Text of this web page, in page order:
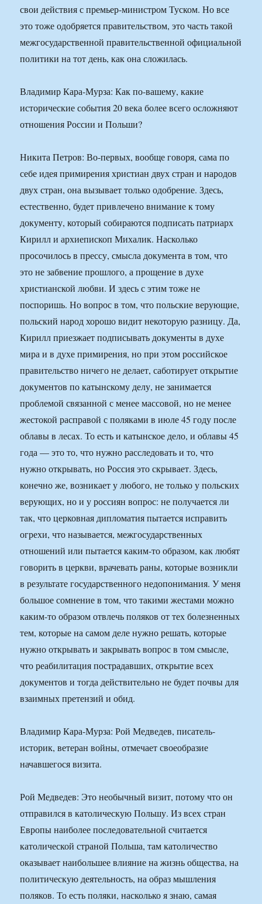
свои действия с премьер-министром Туском. Но все
это тоже одобряется правительством, это часть такой
межгосударственной правительственной официальной
политики на тот день, как она сложилась.
Владимир Кара-Мурза: Как по-вашему, какие
исторические события 20 века более всего осложняют
отношения России и Польши?
Никита Петров: Во-первых, вообще говоря, сама по
себе идея примирения христиан двух стран и народов
двух стран, она вызывает только одобрение. Здесь,
естественно, будет привлечено внимание к тому
документу, который собираются подписать патриарх
Кирилл и архиепископ Михалик. Насколько
просочилось в прессу, смысла документа в том, что
это не забвение прошлого, а прощение в духе
христианской любви. И здесь с этим тоже не
поспоришь. Но вопрос в том, что польские верующие,
польский народ хорошо видит некоторую разницу. Да,
Кирилл приезжает подписывать документы в духе
мира и в духе примирения, но при этом российское
правительство ничего не делает, саботирует открытие
документов по катынскому делу, не занимается
проблемой связанной с менее массовой, но не менее
жестокой расправой с поляками в июле 45 году после
облавы в лесах. То есть и катынское дело, и облавы 45
года — это то, что нужно расследовать и то, что
нужно открывать, но Россия это скрывает. Здесь,
конечно же, возникает у любого, не только у польских
верующих, но и у россиян вопрос: не получается ли
так, что церковная дипломатия пытается исправить
огрехи, что называется, межгосударственных
отношений или пытается каким-то образом, как любят
говорить в церкви, врачевать раны, которые возникли
в результате государственного недопонимания. У меня
большое сомнение в том, что такими жестами можно
каким-то образом отвлечь поляков от тех болезненных
тем, которые на самом деле нужно решать, которые
нужно открывать и закрывать вопрос в том смысле,
что реабилитация пострадавших, открытие всех
документов и тогда действительно не будет почвы для
взаимных претензий и обид.
Владимир Кара-Мурза: Рой Медведев, писатель-
историк, ветеран войны, отмечает своеобразие
начавшегося визита.
Рой Медведев: Это необычный визит, потому что он
отправился в католическую Польшу. Из всех стран
Европы наиболее последовательной считается
католической страной Польша, там католичество
оказывает наибольшее влияние на жизнь общества, на
политическую деятельность, на образ мышления
поляков. То есть поляки, насколько я знаю, самая